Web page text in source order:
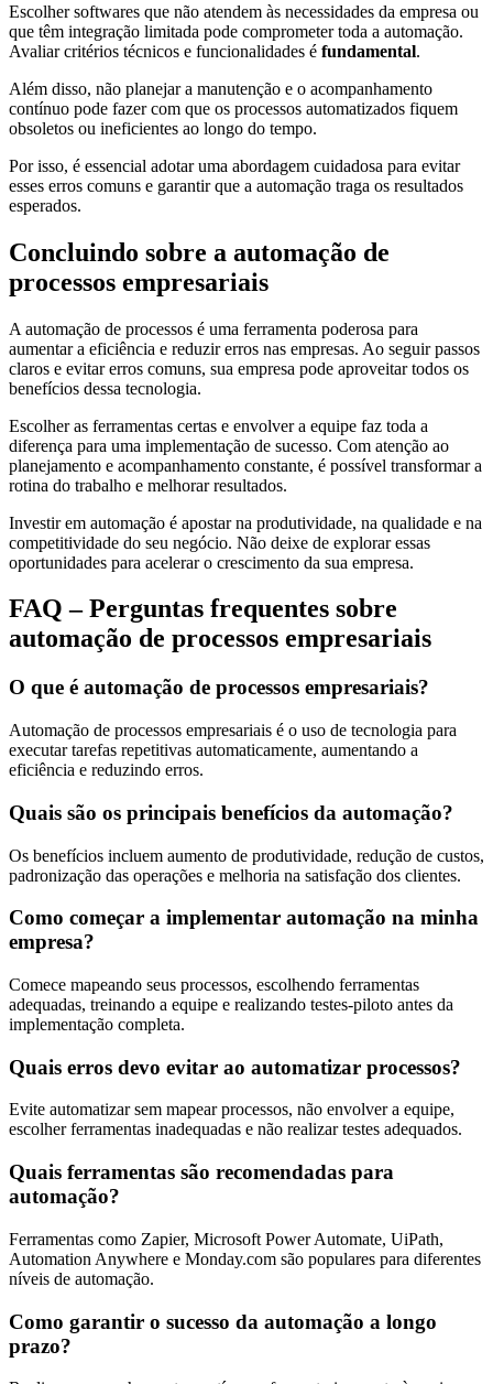
Escolher softwares que não atendem às necessidades da empresa ou
que têm integração limitada pode comprometer toda a automação.
Avaliar critérios técnicos e funcionalidades é fundamental.
Além disso, não planejar a manutenção e o acompanhamento
contínuo pode fazer com que os processos automatizados fiquem
obsoletos ou ineficientes ao longo do tempo.
Por isso, é essencial adotar uma abordagem cuidadosa para evitar
esses erros comuns e garantir que a automação traga os resultados
esperados.
Concluindo sobre a automação de
processos empresariais
A automação de processos é uma ferramenta poderosa para
aumentar a eficiência e reduzir erros nas empresas. Ao seguir passos
claros e evitar erros comuns, sua empresa pode aproveitar todos os
benefícios dessa tecnologia.
Escolher as ferramentas certas e envolver a equipe faz toda a
diferença para uma implementação de sucesso. Com atenção ao
planejamento e acompanhamento constante, é possível transformar a
rotina do trabalho e melhorar resultados.
Investir em automação é apostar na produtividade, na qualidade e na
competitividade do seu negócio. Não deixe de explorar essas
oportunidades para acelerar o crescimento da sua empresa.
FAQ – Perguntas frequentes sobre
automação de processos empresariais
O que é automação de processos empresariais?
Automação de processos empresariais é o uso de tecnologia para
executar tarefas repetitivas automaticamente, aumentando a
eficiência e reduzindo erros.
Quais são os principais benefícios da automação?
Os benefícios incluem aumento de produtividade, redução de custos,
padronização das operações e melhoria na satisfação dos clientes.
Como começar a implementar automação na minha
empresa?
Comece mapeando seus processos, escolhendo ferramentas
adequadas, treinando a equipe e realizando testes-piloto antes da
implementação completa.
Quais erros devo evitar ao automatizar processos?
Evite automatizar sem mapear processos, não envolver a equipe,
escolher ferramentas inadequadas e não realizar testes adequados.
Quais ferramentas são recomendadas para
automação?
Ferramentas como Zapier, Microsoft Power Automate, UiPath,
Automation Anywhere e Monday.com são populares para diferentes
níveis de automação.
Como garantir o sucesso da automação a longo
prazo?